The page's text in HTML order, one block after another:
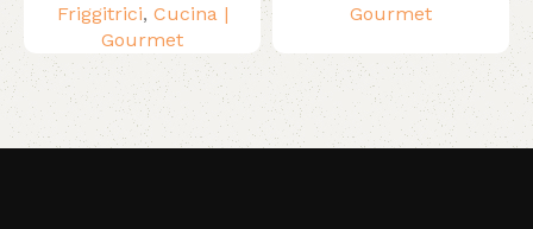
Friggitrici, Cucina |
Gourmet
Gourmet
Read More